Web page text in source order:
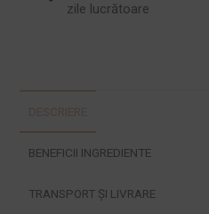
zile lucrătoare
BENEFICII INGREDIENTE
TRANSPORT ȘI LIVRARE